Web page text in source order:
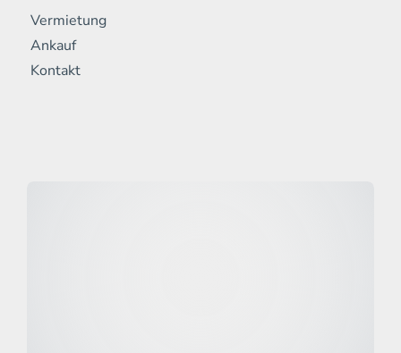
Vermietung
Ankauf
Kontakt